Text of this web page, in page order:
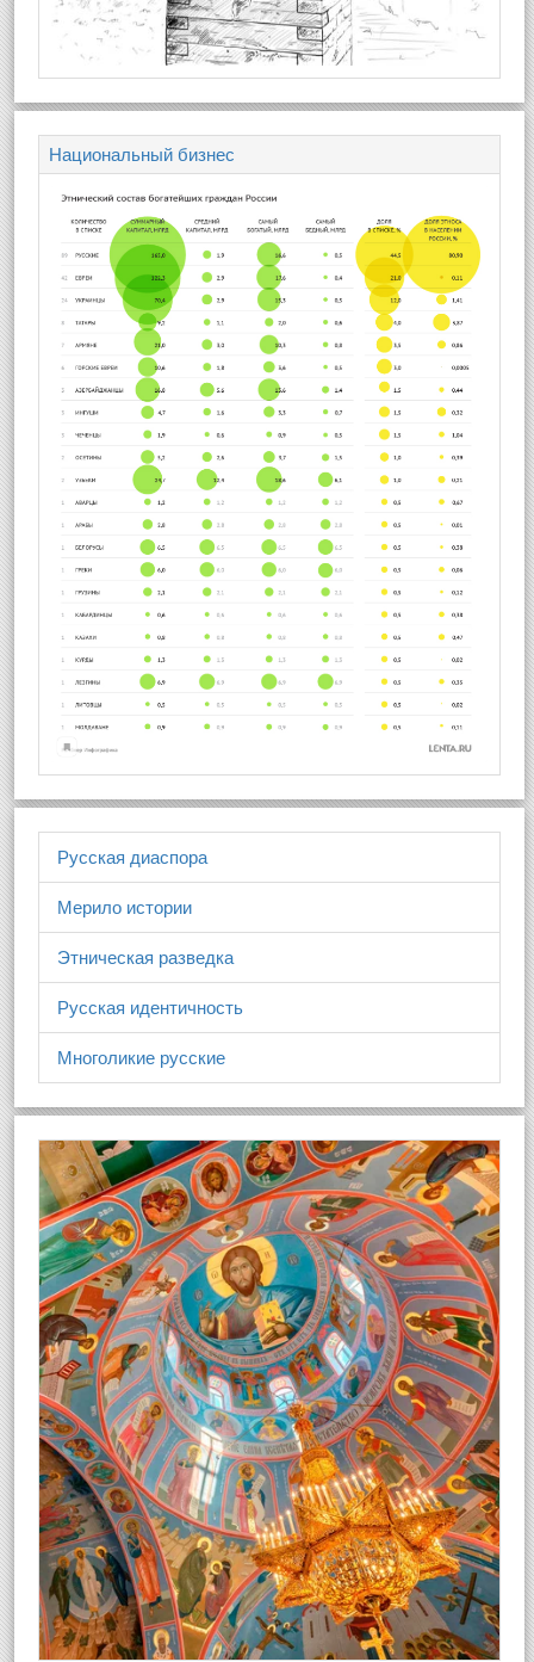
Национальный бизнес
Русская диаспора
Мерило истории
Этническая разведка
Русская идентичность
Многоликие русские